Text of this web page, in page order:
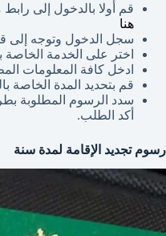
قم أولا بالدخول إلى
هنا
سجل الدخول وتوجه إلى
اختر على الخدمة الخاصة
ادخل كافة المعلومات
قم بتحديد المدة الخاصة
سدد الرسوم المطلوبة
أكد الطلب.
رسوم تجديد الإقامة لمدة سنة